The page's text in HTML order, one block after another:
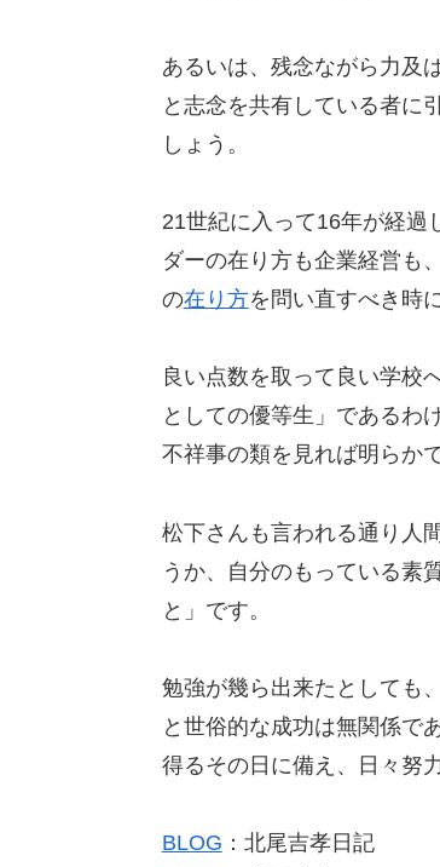
あるいは、残念ながら力及
と志念を共有している者に
しょう。
21世紀に入って16年が経過
ダーの在り方も企業経営も
の在り方を問い直すべき時
良い点数を取って良い学校
としての優等生」であるわ
不祥事の類を見れば明らかで
松下さんも言われる通り人
うか、自分のもっている素
と」です。
勉強が幾ら出来たとしても
と世俗的な成功は無関係で
得るその日に備え、日々努
BLOG ：北尾吉孝日記